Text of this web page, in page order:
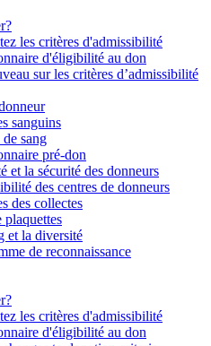
les critères d'admissibilité
d'éligibilité au don
sur les critères d’admissibilité
sanguins
sang
pré-don
et la sécurité des donneurs
des centres de donneurs
des collectes
plaquettes
et la diversité
de reconnaissance
les critères d'admissibilité
d'éligibilité au don